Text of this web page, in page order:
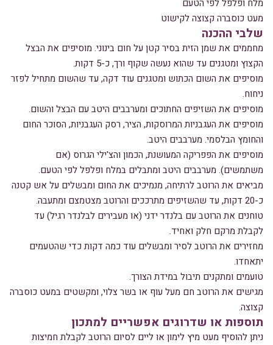
מלח ופלפל לפי הטעם
מעט כוסברה קצוצה לקישוט
שלבי ההכנה
מחממים את שמן הזית בסיר קטן על חום בינוני. מוסיפים את הבצל
הקצוץ ומטגנים עד שהוא נעשה שקוף ורך, כ-5 דקות.
מוסיפים את השום הכתוש ומטגנים עוד דקה, עד שהשום מתחיל לפזר
ניחוח.
מוסיפים את השזיפים החתוכים ומערבבים היטב עם הבצל והשום.
מוסיפים את העגבניות המרוסקות, הציר, רסק העגבניות, הסוכר החום
והחומץ הבלסמי. מערבבים היטב.
מוסיפים את הפפריקה המעושנת, הכמון והצ'ילי הגרוס (אם
משתמשים). מערבבים היטב ומתבלים במלח ופלפל לפי הטעם.
מביאים את הרוטב לרתיחה, מנמיכים את החום ומבשלים על אש קטנה
כ-20 דקות, עד שהשזיפים מתרככים והרוטב מצטמצם ומתעבה.
טוחנים את הרוטב עם בלנדר ידני (או מעבירים לבלנדר רגיל) עד
לקבלת מרקם חלק ואחיד.
מחזירים את הרוטב לסיר ומבשלים עוד כמה דקות כדי שהטעמים
יתאחדו.
טועמים ומתקנים תיבול במידת הצורך.
מגישים את הרוטב חם מעל עוף או בשר צלוי, ומקשטים במעט כוסברה
קצוצה.
תוספות או שדרוגים אפשריים למתכון
ניתן להוסיף מעט מיץ לימון או ליים לסיום הרוטב לקבלת חמיצות